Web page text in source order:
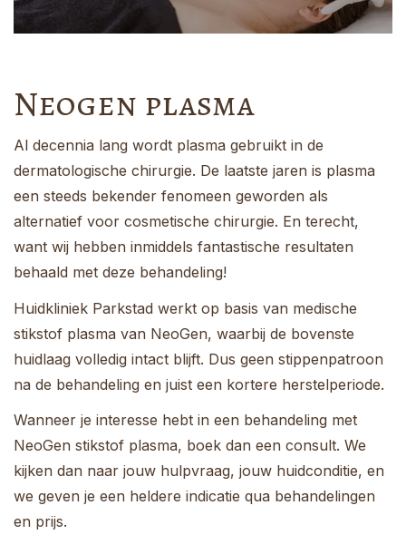
Neogen plasma
Al decennia lang wordt plasma gebruikt in de
dermatologische chirurgie. De laatste jaren is plasma
een steeds bekender fenomeen geworden als
alternatief voor cosmetische chirurgie. En terecht,
want wij hebben inmiddels fantastische resultaten
behaald met deze behandeling!
Huidkliniek Parkstad werkt op basis van medische
stikstof plasma van NeoGen, waarbij de bovenste
huidlaag volledig intact blijft. Dus geen stippenpatroon
na de behandeling en juist een kortere herstelperiode.
Wanneer je interesse hebt in een behandeling met
NeoGen stikstof plasma, boek dan een consult. We
kijken dan naar jouw hulpvraag, jouw huidconditie, en
we geven je een heldere indicatie qua behandelingen
en prijs.